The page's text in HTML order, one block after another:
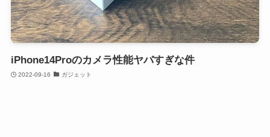
iPhone14Proのカメラ性能ヤバすぎな件
2022-09-16 ガジェット